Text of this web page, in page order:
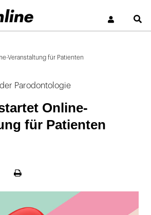
Veranstaltung für Patienten
Parodontologie
Online-
für Patienten
Seite